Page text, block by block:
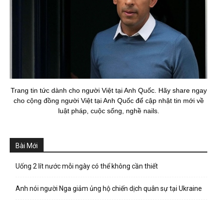
Trang tin tức dành cho người Việt tại Anh Quốc. Hãy share ngay
cho cộng đồng người Việt tại Anh Quốc để cập nhật tin mới về
luật pháp, cuộc sống, nghề nails.
Bài Mới
Uống 2 lít nước mỗi ngày có thể không cần thiết
Anh nói người Nga giảm ủng hộ chiến dịch quân sự tại Ukraine